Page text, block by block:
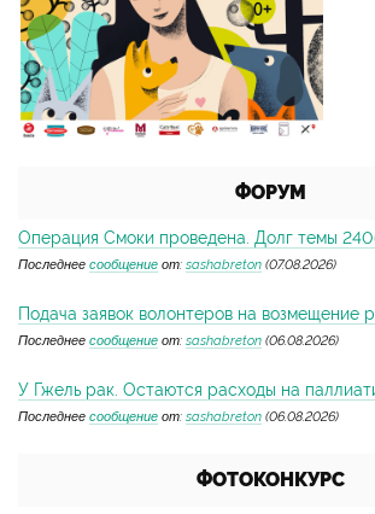
ФОРУМ
Операция Смоки проведена. Долг темы
Последнее сообщение от: sashabreton (07.08.2026)
Подача заявок волонтеров на возмещение
Последнее сообщение от: sashabreton (06.08.2026)
У Гжель рак. Остаются расходы на
Последнее сообщение от: sashabreton (06.08.2026)
ФОТОКОНКУРС